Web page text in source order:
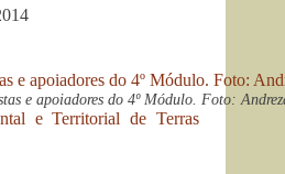
e apoiadores do 4º Módulo. Foto:
e Territorial de Terras